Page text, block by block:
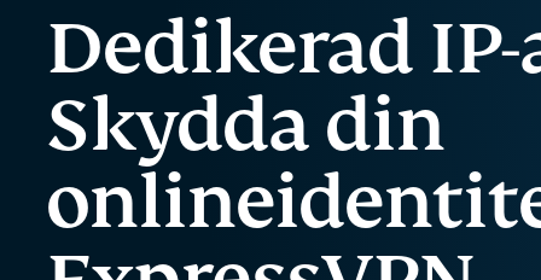
scale.
Dedikerad IP-
Skydda din